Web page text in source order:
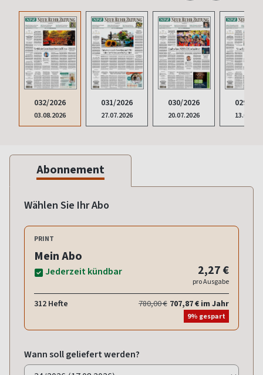
032/2026
03.08.2026
031/2026
27.07.2026
030/2026
20.07.2026
029/
Abonnement
Wählen Sie Ihr Abo
PRINT
Mein Abo
Jederzeit kündbar 2,27 €
pro Ausgabe
312 Hefte 780,00 € 707,87 € im Jahr
9% gespart
Wann soll geliefert werden?